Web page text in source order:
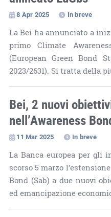
8 Apr 2025 In breve
La Bei ha annunciato a
primo Climate
(European Green Bond
2023/2631). Si tratta della
Bei, 2 nuovi
nell’Awareness
11 Mar 2025 In breve
La Banca europea per gli
scorso 5 marzo
Bond (Sab) a due nuovi
ed emancipazione